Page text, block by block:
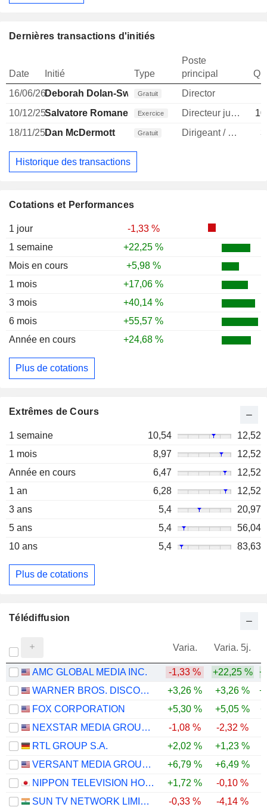
Cotations et Performances
1 jour
-1,33 %
1 semaine
+22,25 %
Mois en cours
+5,98 %
1 mois
+17,06 %
3 mois
+40,14 %
6 mois
+55,57 %
Année en cours
+24,68 %
Plus de cotations
Extrêmes de Cours
1 semaine 10,54
12,52
1 mois
8,97
12,52
Année en cours
6,47
12,52
1 an
6,28
12,52
3 ans
5,4
20,97
5 ans
5,4
56,04
10 ans
5,4 83,63
Plus de cotations
Dernières transactions d'initiés
Date Initié Type
Poste
principal
16/06/26Deborah Dolan-Sweeney
Gratuit Director
10/12/25Salvatore RomanelloExercice Directeur juridique
18/11/25Dan McDermott Gratuit Dirigeant / cadre principal
Historique des transactions
Télédiffusion
Varia. Varia. 5j.
AMC GLOBAL MEDIA INC. -1,33 % +22,25 %
WARNER BROS. DISCOVERY, INC.
+3,26 % +3,26 %
FOX CORPORATION
+5,30 % +5,05 %
NEXSTAR MEDIA GROUP, INC.
-1,08 % -2,32 %
RTL GROUP S.A.
+2,02 % +1,23 %
VERSANT MEDIA GROUP, INC.
+6,79 %
+6,49 %
NIPPON TELEVISION HOLDINGS, INC.
+1,72 % -0,10 %
SUN TV NETWORK LIMITED
-0,33 % -4,14 %